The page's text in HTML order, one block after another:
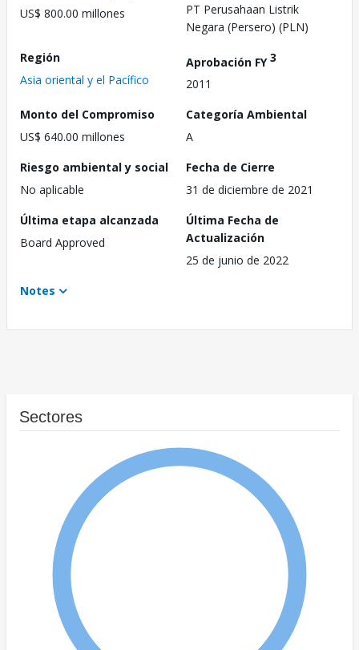
US$ 800.00 millones
PT Perusahaan Listrik
Negara (Persero) (PLN)
Región
Asia oriental y el Pacífico
Aprobación FY3
2011
Monto del Compromiso
US$ 640.00 millones
Categoría Ambiental
A
Riesgo ambiental y social
No aplicable
Fecha de Cierre
31 de diciembre de 2021
Última etapa alcanzada
Board Approved
Última Fecha de
Actualización
25 de junio de 2022
Notes
Sectores